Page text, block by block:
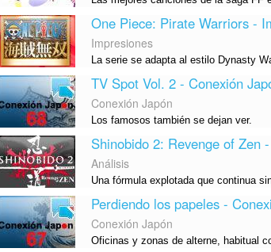
One Piece: Pirate Warriors -
Impresiones
La serie se adapta al estilo Dynasty
TV Spot Vol. 2 - Conexión
Conexión Japón
Los famosos también se dejan ver.
Shinobido 2: Revenge of Zen
Análisis
Una fórmula explotada que continua
Perdiendo los papeles -
Conexión Japón
Oficinas y zonas de alterne, habitual